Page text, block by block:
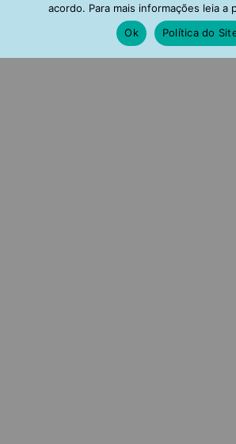
acordo. Para mais informações leia a
Ok
Política do